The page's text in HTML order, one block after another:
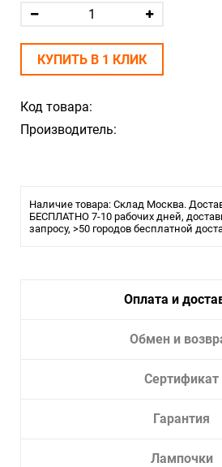
Код товара:
Производитель:
Наличие товара: Склад Москва.
БЕСПЛАТНО 7-10 рабочих дней,
запросу, >50 городов бесплатной
КУПИТЬ В 1 КЛИК
Оплата и
Обмен и
Сертификат
Гарантия
Лампочки